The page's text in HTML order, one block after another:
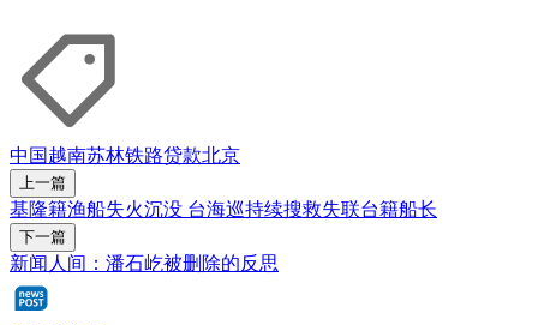
中国越南苏林铁路贷款北京
上一篇
基隆籍渔船失火沉没 台海巡持续搜救失联台籍船长
下一篇
新闻人间：潘石屹被删除的反思